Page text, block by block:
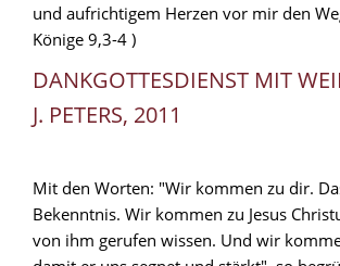
und aufrichtigem Herzen vor mir den
Könige 9,3-4 )
DANKGOTTESDIENST MIT
J. PETERS, 2011
Mit den Worten: "Wir kommen zu dir.
Bekenntnis. Wir kommen zu Jesus
von ihm gerufen wissen. Und wir